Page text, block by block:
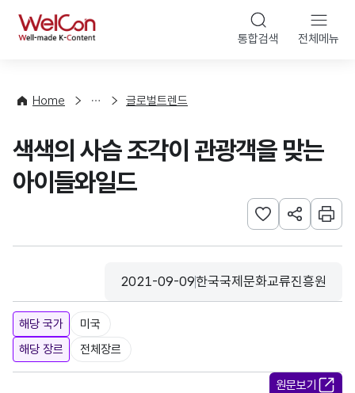
WelCon 통합검색 전체메뉴
Home
향
계
글로벌트렌드
색색의 사슴 조각이 관광객을 맞는
아이들와일드
관심사 등록하기
URL 공유하
인쇄
등록일
2021-09-09
수집기관
한국국제문화교류진흥원
해당 국가
미국
해당 장르
전체장르
원문보기